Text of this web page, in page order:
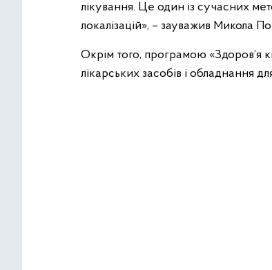
лікування. Це один із сучасних
локалізацій», – зауважив Микола
Окрім того, програмою «Здоров’я
лікарських засобів і обладнання